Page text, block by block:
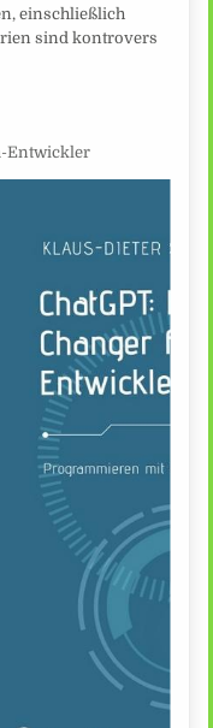
einschließlich
sind kontrovers
Entwickler